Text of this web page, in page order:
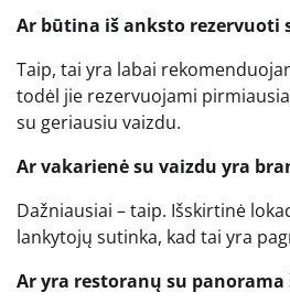
Ar būtina iš anksto rezervuoti
Taip, tai yra labai
todėl jie rezervuojami
su geriausiu vaizdu.
Ar vakarienė su vaizdu yra
Dažniausiai – taip. Išskirtinė
lankytojų sutinka, kad tai yra
Ar yra restoranų su panorama